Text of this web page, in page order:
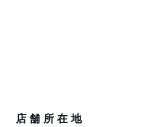
店舗所在地